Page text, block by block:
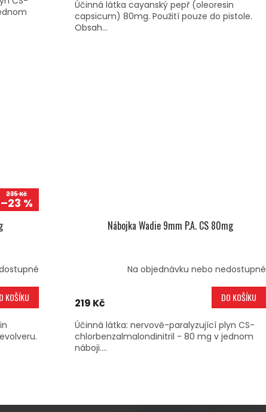
Účinná látka cayanský pepř (oleoresin
capsicum) 80mg. Použití pouze do pistole.
Obsah...
235 Kč
–23 %
KOŠÍKU
Nábojka Wadie 9mm P.A. CS 80mg
Na objednávku nebo nedostupné
219 Kč DO KOŠÍKU
Účinná látka: nervově-paralyzující plyn CS-
chlorbenzalmalondinitril - 80 mg v jednom
náboji....
V